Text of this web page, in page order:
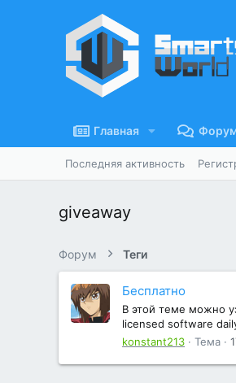
Главная
Последняя активность
giveaway
Форум Теги
Бесплатно
В этой теме можно
licensed software
konstant213
Тема